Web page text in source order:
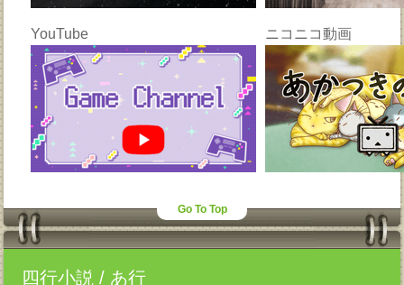
YouTube ニコニコ動画
Go To Top
四行小説 / あ行